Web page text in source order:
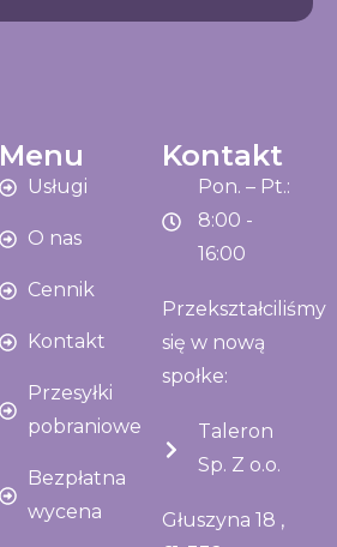
Menu
Usługi
O nas
Cennik
Kontakt
Przesyłki
pobraniowe
Bezpłatna
wycena
Kontakt
Pon. – Pt.:
8:00 -
16:00
Przekształciliśmy
się w nową
społke:
Taleron
Sp. Z o.o.
Głuszyna 18 ,